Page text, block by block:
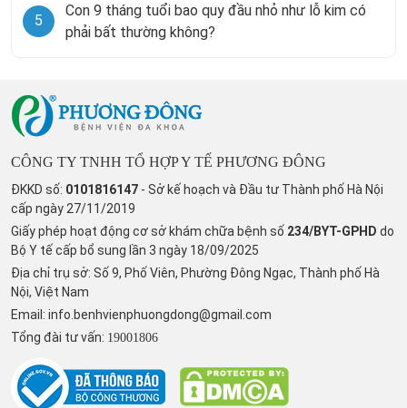
5
Con 9 tháng tuổi bao quy đầu nhỏ như lỗ kim có
phải bất thường không?
CÔNG TY TNHH TỔ HỢP Y TẾ PHƯƠNG ĐÔNG
ĐKKD số: 0101816147 - Sở kế hoạch và Đầu tư Thành phố Hà Nội
cấp ngày 27/11/2019
Giấy phép hoạt động cơ sở khám chữa bệnh số 234/BYT-GPHD do
Bộ Y tế cấp bổ sung lần 3 ngày 18/09/2025
Địa chỉ trụ sở: Số 9, Phố Viên, Phường Đông Ngạc, Thành phố Hà
Nội, Việt Nam
Email: info.benhvienphuongdong@gmail.com
Tổng đài tư vấn: 19001806